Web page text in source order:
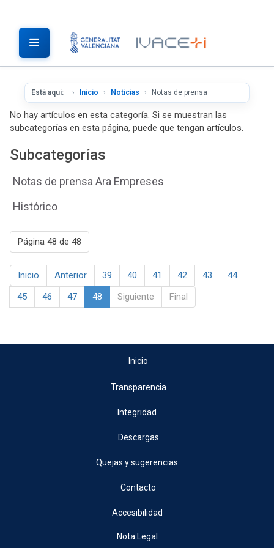
Está aquí: Inicio Noticias Notas de prensa
No hay artículos en esta categoría. Si se muestran las
subcategorías en esta página, puede que tengan artículos.
Subcategorías
Notas de prensa Ara Empreses
Histórico
Página 48 de 48
Inicio Anterior 39 40 41 42 43
44
45
46 47 48 Siguiente Final
Inicio
Transparencia
Integridad
Descargas
Quejas y sugerencias
Contacto
Accesibilidad
Nota Legal